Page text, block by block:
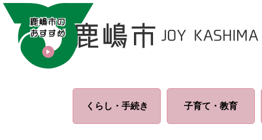
ペ
メ
くらし・ 手続き 子育て・ 教育